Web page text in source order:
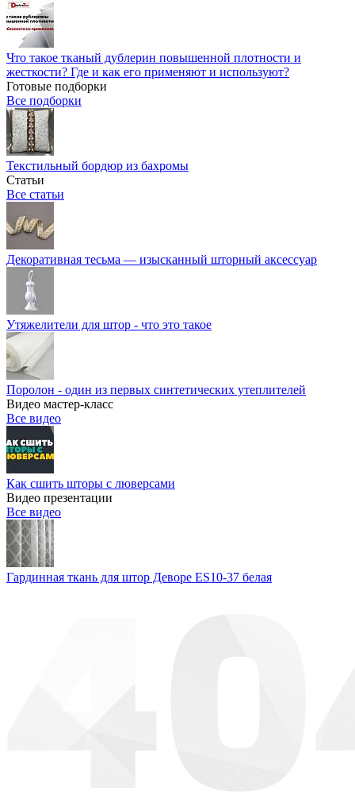
Что такое тканый дублерин повышенной плотности и
жесткости? Где и как его применяют и используют?
Готовые подборки
Все подборки
Текстильный бордюр из бахромы
Статьи
Все статьи
Декоративная тесьма — изысканный шторный аксессуар
Утяжелители для штор - что это такое
Поролон - один из первых синтетических утеплителей
Видео мастер-класс
Все видео
Как сшить шторы с люверсами
Видео презентации
Все видео
Гардинная ткань для штор Деворе ES10-37 белая